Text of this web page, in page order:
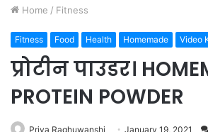
Home / Fitness
Fitness Food Health Homemade Video
प्रोटीन पाउडर।
PROTEIN POWDER
Priya Raghuwanshi January 19, 2021